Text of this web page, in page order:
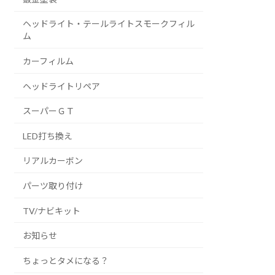
ヘッドライト・テールライトスモークフィル
ム
カーフィルム
ヘッドライトリペア
スーパーＧＴ
LED打ち換え
リアルカーボン
パーツ取り付け
TV/ナビキット
お知らせ
ちょっとタメになる？